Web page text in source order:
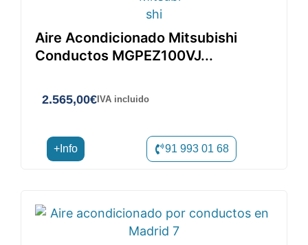
Aire Acondicionado Mitsubishi
Conductos MGPEZ100VJ...
2.565,00€ IVA incluido
+Info 91 993 01 68